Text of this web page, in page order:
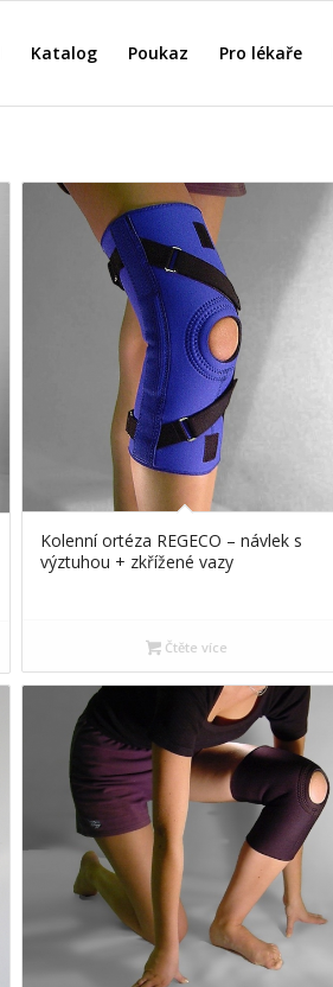
Katalog Poukaz Pro lékaře
Kolenní ortéza REGECO – návlek s
výztuhou + zkřížené vazy
Čtěte více